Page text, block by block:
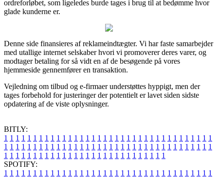
ordreforløbet, som ligeledes burde tages i brug til at bedømme hvor
glade kunderne er.
Denne side finansieres af reklameindtægter. Vi har faste samarbejder
med utallige internet selskaber hvori vi promoverer deres varer, og
modtager betaling for så vidt en af de besøgende på vores
hjemmeside gennemfører en transaktion.
Vejledning om tilbud og e-firmaer understøttes hyppigt, men der
tages forbehold for justeringer der potentielt er lavet siden sidste
opdatering af de viste oplysninger.
BITLY:
1 1 1 1 1 1 1 1 1 1 1 1 1 1 1 1 1 1 1 1 1 1 1 1 1 1 1 1 1 1 1 1 1 1 1 1
1 1 1 1 1 1 1 1 1 1 1 1 1 1 1 1 1 1 1 1 1 1 1 1 1 1 1 1 1 1 1 1 1 1 1 1
1 1 1 1 1 1 1 1 1 1 1 1 1 1 1 1 1 1 1 1 1 1 1 1 1 1 1 1
SPOTIFY:
1 1 1 1 1 1 1 1 1 1 1 1 1 1 1 1 1 1 1 1 1 1 1 1 1 1 1 1 1 1 1 1 1 1 1 1